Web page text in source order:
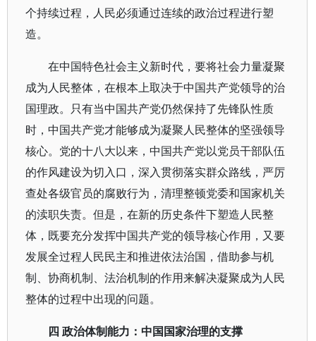
个持续过程，人民必须通过连续的政治过程进行塑
造。
在中国特色社会主义新时代，要将社会力量凝聚
成为人民整体，在根本上取决于中国共产党领导的治
国理政。只有当中国共产党仍然保持了先锋队性质
时，中国共产党才能够成为凝聚人民整体的坚强领导
核心。党的十八大以来，中国共产党以党员干部队伍
的作风建设为切入口，深入贯彻落实群众路线，严厉
查处各级官员的腐败行为，清理整顿党委和国家机关
的渎职失责。但是，在新的历史条件下塑造人民整
体，既要充分发挥中国共产党的领导核心作用，又要
发展全过程人民民主和推进依法治国，借助参与机
制、协商机制、法治机制的作用来解决凝聚成为人民
整体的过程中出现的问题。
四 政治体制能力：中国国家治理的支撑